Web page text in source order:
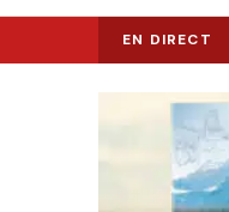
EN DIRECT
Allemagne